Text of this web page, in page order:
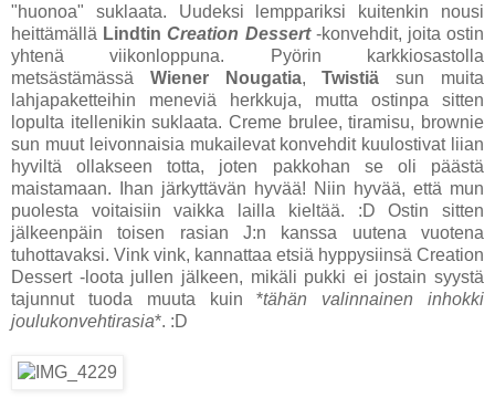
"huonoa" suklaata. Uudeksi lemppariksi kuitenkin nousi
heittämällä Lindtin Creation Dessert-konvehdit, joita ostin
yhtenä viikonloppuna. Pyörin karkkiosastolla
metsästämässä Wiener Nougatia,Twistiä sun muita
lahjapaketteihin meneviä herkkuja, mutta ostinpa sitten
lopulta itellenikin suklaata. Creme brulee, tiramisu, brownie
sun muut leivonnaisia mukailevat konvehdit kuulostivat liian
hyviltä ollakseen totta, joten pakkohan se oli päästä
maistamaan. Ihan järkyttävän hyvää! Niin hyvää, että mun
puolesta voitaisiin vaikka lailla kieltää. :D Ostin sitten
jälkeenpäin toisen rasian J:n kanssa uutena vuotena
tuhottavaksi. Vink vink, kannattaa etsiä hyppysiinsä Creation
Dessert -loota jullen jälkeen, mikäli pukki ei jostain syystä
tajunnut tuoda muuta kuin *tähän valinnainen inhokki
joulukonvehtirasia*. :D